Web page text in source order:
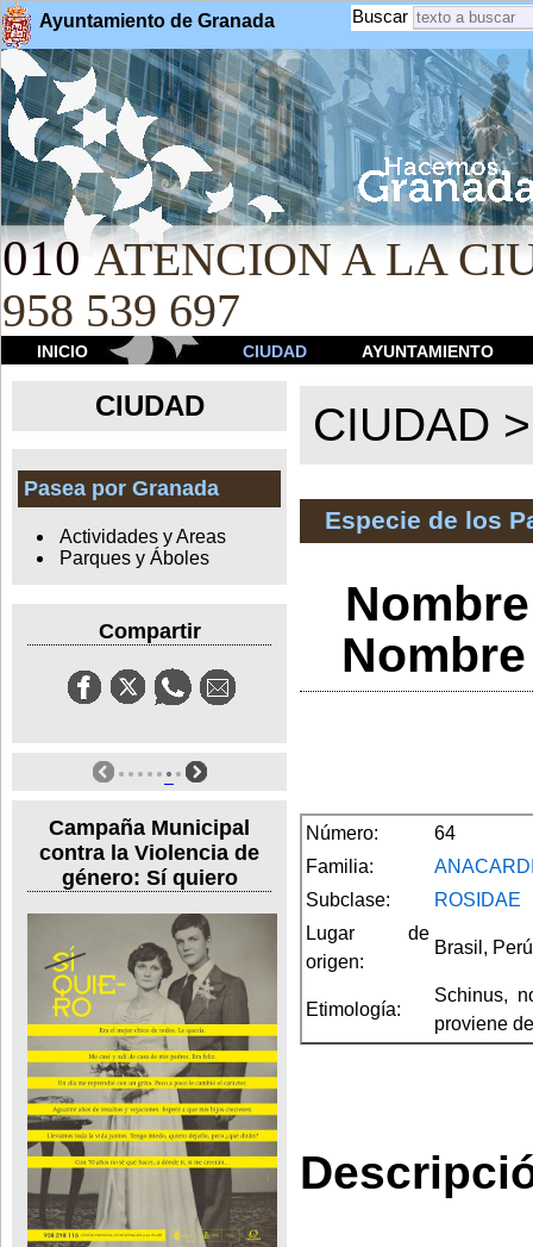
Ayuntamiento de Granada Buscar
010 ATENCION A LA
958 539 697
INICIO CIUDAD AYUNTAMIENTO
CIUDAD
Pasea por Granada
Actividades y Areas
Parques y Áboles
Compartir
Campaña Municipal
contra la Violencia de
género: Sí quiero
CIUDAD
Especie de los
Número:
64
Familia:
Subclase:
ROSIDAE
Lugar de
origen:
Brasil,
Etimología:
Schinus,
proviene